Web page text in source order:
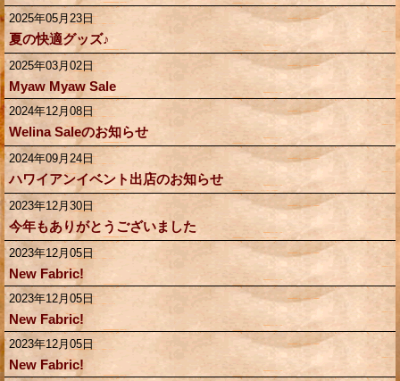
2025年05月23日
夏の快適グッズ♪
2025年03月02日
Myaw Myaw Sale
2024年12月08日
Welina Saleのお知らせ
2024年09月24日
ハワイアンイベント出店のお知らせ
2023年12月30日
今年もありがとうございました
2023年12月05日
New Fabric!
2023年12月05日
New Fabric!
2023年12月05日
New Fabric!